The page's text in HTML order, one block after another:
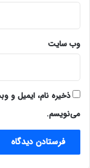
وب‌ سایت
ذخیره نام، ایمیل و
می‌نویسم.